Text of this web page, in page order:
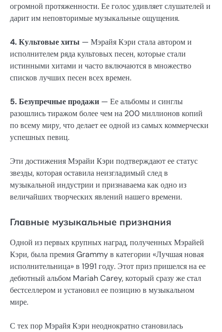
огромной протяженности. Ее голос удивляет слушателей и
дарит им неповторимые музыкальные ощущения.
4. Культовые хиты — Мэрайя Кэри стала автором и
исполнителем ряда культовых песен, которые стали
истинными хитами и часто включаются в множество
списков лучших песен всех времен.
5. Безупречные продажи — Ее альбомы и синглы
разошлись тиражом более чем на 200 миллионов копий
по всему миру, что делает ее одной из самых коммерчески
успешных певиц.
Эти достижения Мэрайи Кэри подтверждают ее статус
звезды, которая оставила неизгладимый след в
музыкальной индустрии и признаваема как одно из
величайших творческих явлений нашего времени.
Главные музыкальные признания
Одной из первых крупных наград, полученных Мэрайей
Кэри, была премия Grammy в категории «Лучшая новая
исполнительница» в 1991 году. Этот приз пришелся на ее
дебютный альбом Mariah Carey, который сразу же стал
бестселлером и установил ее позицию в музыкальном
мире.
С тех пор Мэрайя Кэри неоднократно становилась